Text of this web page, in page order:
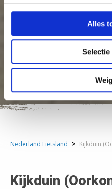
Alles
Selectie
Nederland Fietsland > Kijkduin
Kijkduin